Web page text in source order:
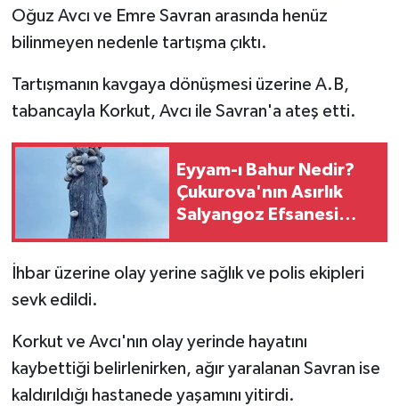
Oğuz Avcı ve Emre Savran arasında henüz
bilinmeyen nedenle tartışma çıktı.
Tartışmanın kavgaya dönüşmesi üzerine A.B,
tabancayla Korkut, Avcı ile Savran'a ateş etti.
Eyyam-ı Bahur Nedir?
Çukurova'nın Asırlık
Salyangoz Efsanesi
İhbar üzerine olay yerine sağlık ve polis ekipleri
sevk edildi.
Korkut ve Avcı'nın olay yerinde hayatını
kaybettiği belirlenirken, ağır yaralanan Savran ise
kaldırıldığı hastanede yaşamını yitirdi.